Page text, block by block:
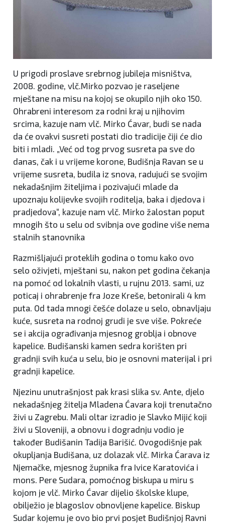
U prigodi proslave srebrnog jubileja misništva,
2008. godine, vlč.Mirko pozvao je raseljene
mještane na misu na kojoj se okupilo njih oko 150.
Ohrabreni interesom za rodni kraj u njihovim
srcima, kazuje nam vlč. Mirko Ćavar, budi se nada
da će ovakvi susreti postati dio tradicije čiji će dio
biti i mladi. „Već od tog prvog susreta pa sve do
danas, čak i u vrijeme korone, Budišnja Ravan se u
vrijeme susreta, budila iz snova, radujući se svojim
nekadašnjim žiteljima i pozivajući mlade da
upoznaju kolijevke svojih roditelja, baka i djedova i
pradjedova“, kazuje nam vlč. Mirko žalostan poput
mnogih što u selu od svibnja ove godine više nema
stalnih stanovnika
Razmišljajući proteklih godina o tomu kako ovo
selo oživjeti, mještani su, nakon pet godina čekanja
na pomoć od lokalnih vlasti, u rujnu 2013. sami, uz
poticaj i ohrabrenje fra Joze Kreše, betonirali 4 km
puta. Od tada mnogi češće dolaze u selo, obnavljaju
kuće, susreta na rodnoj grudi je sve više. Pokreće
se i akcija ograđivanja mjesnog groblja i obnove
kapelice. Budišanski kamen sedra korišten pri
gradnji svih kuća u selu, bio je osnovni materijal i pri
gradnji kapelice.
Njezinu unutrašnjost pak krasi slika sv. Ante, djelo
nekadašnjeg žitelja Mladena Ćavara koji trenutačno
živi u Zagrebu. Mali oltar izradio je Slavko Mijić koji
živi u Sloveniji, a obnovu i dogradnju vodio je
također Budišanin Tadija Barišić. Ovogodišnje pak
okupljanja Budišana, uz dolazak vlč. Mirka Ćarava iz
Njemačke, mjesnog župnika fra Ivice Karatovića i
mons. Pere Sudara, pomoćnog biskupa u miru s
kojom je vlč. Mirko Ćavar dijelio školske klupe,
obilježio je blagoslov obnovljene kapelice. Biskup
Sudar kojemu je ovo bio prvi posjet Budišnjoj Ravni